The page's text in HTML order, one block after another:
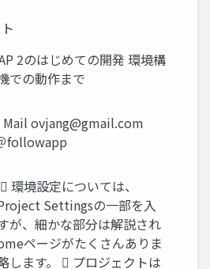
2のはじめての開発 環境構
での動作まで
Mail ovjang@gmail.com
followapp
環境設定については、
Settingsの一部を入
が、細かな部分は解説され
ページがたくさんありま
します。  プロジェクトは